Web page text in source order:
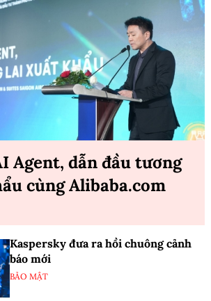
Agent, dẫn đầu tương
cùng Alibaba.com
Kaspersky đưa ra hồi chuông cảnh
báo mới
BẢO MẬT